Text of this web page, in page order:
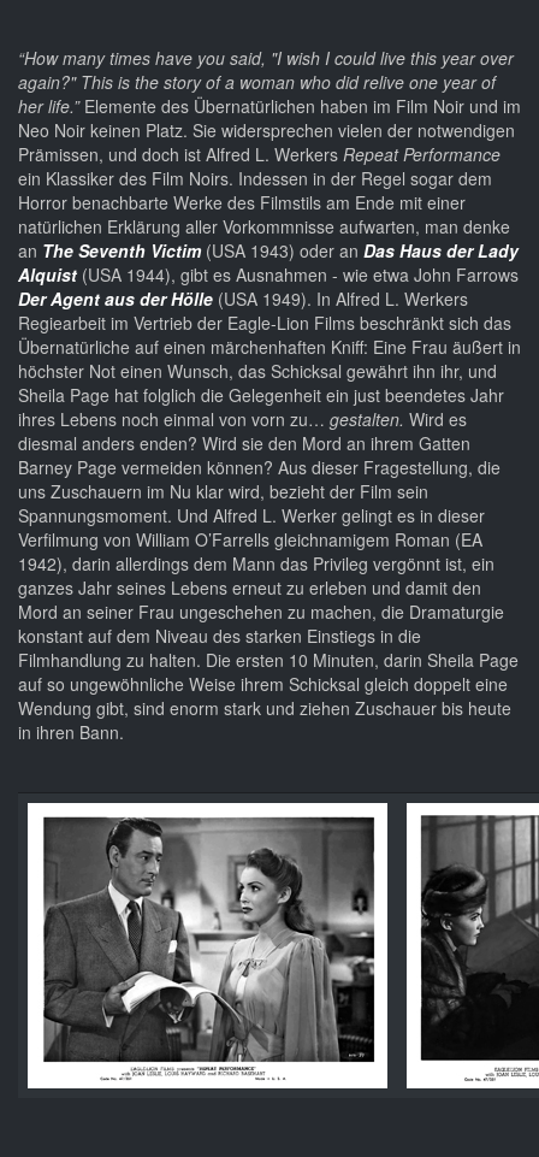
“How many times have you said, "I wish I could live this year over
again?" This is the story of a woman who did relive one year of
her life.”Elemente des Übernatürlichen haben im Film Noir und im
Neo Noir keinen Platz. Sie widersprechen vielen der notwendigen
Prämissen, und doch ist Alfred L. Werkers Repeat Performance
ein Klassiker des Film Noirs. Indessen in der Regel sogar dem
Horror benachbarte Werke des Filmstils am Ende mit einer
natürlichen Erklärung aller Vorkommnisse aufwarten, man denke
an The Seventh Victim(USA 1943) oder an Das Haus der Lady
Alquist (USA 1944), gibt es Ausnahmen - wie etwa John Farrows
Der Agent aus der Hölle (USA 1949). In Alfred L. Werkers
Regiearbeit im Vertrieb der Eagle-Lion Films beschränkt sich das
Übernatürliche auf einen märchenhaften Kniff: Eine Frau äußert in
höchster Not einen Wunsch, das Schicksal gewährt ihn ihr, und
Sheila Page hat folglich die Gelegenheit ein just beendetes Jahr
ihres Lebens noch einmal von vorn zu… gestalten. Wird es
diesmal anders enden? Wird sie den Mord an ihrem Gatten
Barney Page vermeiden können? Aus dieser Fragestellung, die
uns Zuschauern im Nu klar wird, bezieht der Film sein
Spannungsmoment. Und Alfred L. Werker gelingt es in dieser
Verfilmung von William O’Farrells gleichnamigem Roman (EA
1942), darin allerdings dem Mann das Privileg vergönnt ist, ein
ganzes Jahr seines Lebens erneut zu erleben und damit den
Mord an seiner Frau ungeschehen zu machen, die Dramaturgie
konstant auf dem Niveau des starken Einstiegs in die
Filmhandlung zu halten. Die ersten 10 Minuten, darin Sheila Page
auf so ungewöhnliche Weise ihrem Schicksal gleich doppelt eine
Wendung gibt, sind enorm stark und ziehen Zuschauer bis heute
in ihren Bann.